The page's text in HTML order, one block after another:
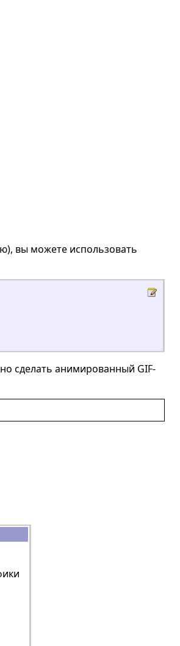
вы можете использовать
сделать анимированный GIF-